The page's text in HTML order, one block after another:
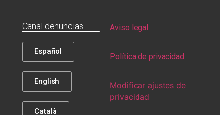
Canal denuncias
Español
English
Català
Aviso legal
Política de privacidad
Modificar ajustes de
privacidad